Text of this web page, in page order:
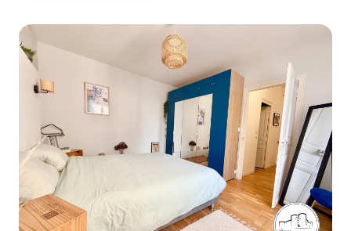
AUTRE
INTERNATIONAL
BIENS
VENDUS
ESTIMATION
AGENCE
CONTACT